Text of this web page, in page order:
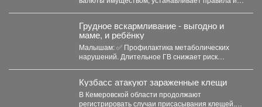
Грудное вскармливание - выгодно и
маме, и ребёнку
Малышам: ✅ Профилактика метаболических
нарушений. Длительное ГВ снижает риск
Кузбасс атакуют зараженные клещи
В Кемеровской области продолжают
регистрировать случаи присасывания клещей.